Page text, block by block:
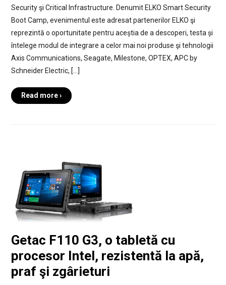
Security şi Critical Infrastructure. Denumit ELKO Smart Security
Boot Camp, evenimentul este adresat partenerilor ELKO şi
reprezintă o oportunitate pentru aceștia de a descoperi, testa și
întelege modul de integrare a celor mai noi produse şi tehnologii
Axis Communications, Seagate, Milestone, OPTEX, APC by
Schneider Electric, […]
Read more ›
Getac F110 G3, o tabletă cu
procesor Intel, rezistentă la apă,
praf şi zgârieturi